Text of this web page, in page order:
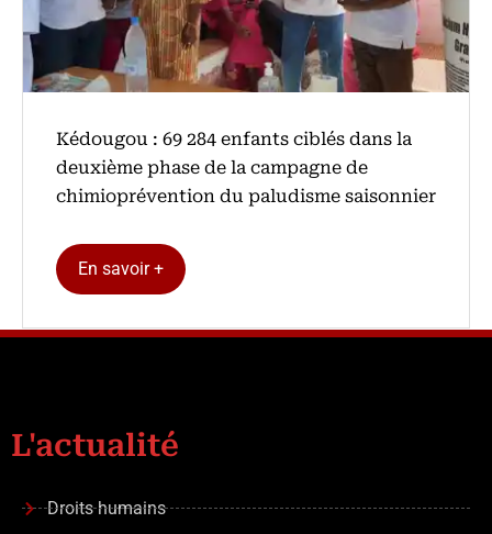
Kédougou : 69 284 enfants ciblés dans la
deuxième phase de la campagne de
chimioprévention du paludisme saisonnier
En savoir +
L'actualité
Droits humains